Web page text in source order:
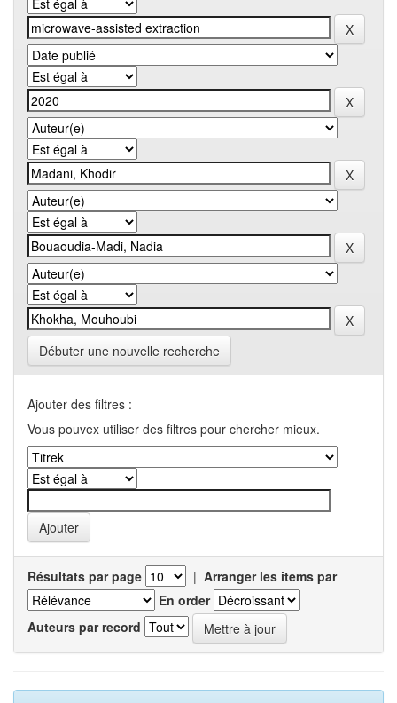
Débuter une nouvelle recherche
Ajouter des filtres :
Vous pouvex utiliser des filtres pour chercher mieux.
Résultats par page | Arranger les items par
En order
Auteurs par record